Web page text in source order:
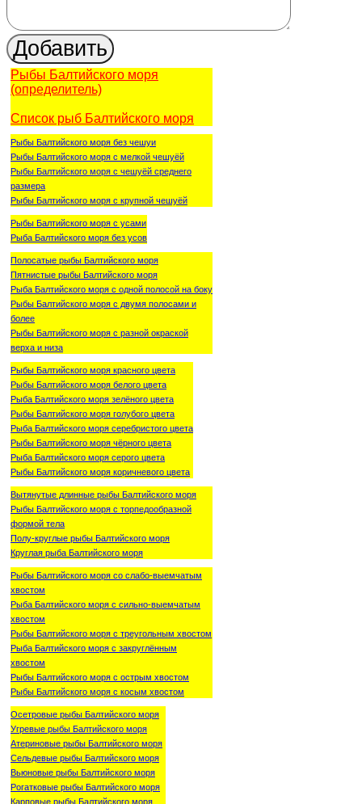
Рыбы Балтийского моря
(определитель)
Список рыб Балтийского моря
Рыбы Балтийского моря без чешуи
Рыбы Балтийского моря с мелкой чешуёй
Рыбы Балтийского моря с чешуёй среднего
размера
Рыбы Балтийского моря с крупной чешуёй
Рыбы Балтийского моря с усами
Рыба Балтийского моря без усов
Полосатые рыбы Балтийского моря
Пятнистые рыбы Балтийского моря
Рыба Балтийского моря с одной полосой на боку
Рыбы Балтийского моря с двумя полосами и
более
Рыбы Балтийского моря с разной окраской
верха и низа
Рыбы Балтийского моря красного цвета
Рыбы Балтийского моря белого цвета
Рыба Балтийского моря зелёного цвета
Рыбы Балтийского моря голубого цвета
Рыба Балтийского моря серебристого цвета
Рыбы Балтийского моря чёрного цвета
Рыба Балтийского моря серого цвета
Рыбы Балтийского моря коричневого цвета
Вытянутые длинные рыбы Балтийского моря
Рыбы Балтийского моря с торпедообразной
формой тела
Полу-круглые рыбы Балтийского моря
Круглая рыба Балтийского моря
Рыбы Балтийского моря со слабо-выемчатым
хвостом
Рыба Балтийского моря с сильно-выемчатым
хвостом
Рыбы Балтийского моря с треугольным хвостом
Рыба Балтийского моря с закруглённым
хвостом
Рыбы Балтийского моря с острым хвостом
Рыбы Балтийского моря с косым хвостом
Осетровые рыбы Балтийского моря
Угревые рыбы Балтийского моря
Атериновые рыбы Балтийского моря
Сельдевые рыбы Балтийского моря
Вьюновые рыбы Балтийского моря
Рогатковые рыбы Балтийского моря
Карповые рыбы Балтийского моря